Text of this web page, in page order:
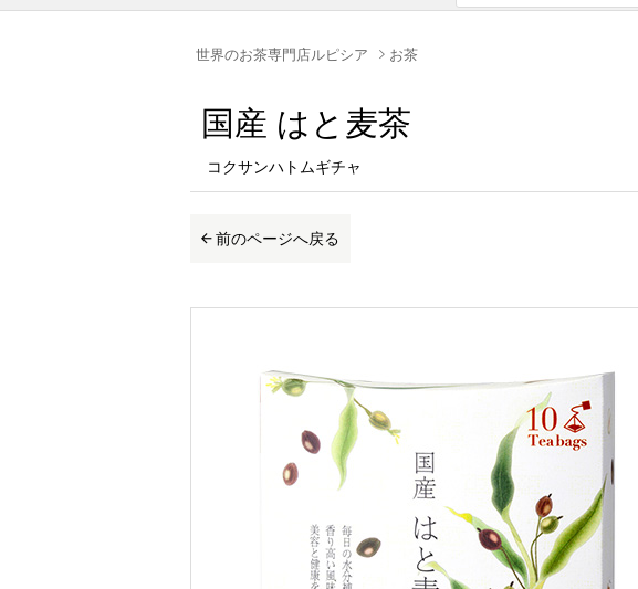
世界のお茶専門店ルピシア お茶
国産 はと麦茶
コクサンハトムギチャ
前のページへ戻る